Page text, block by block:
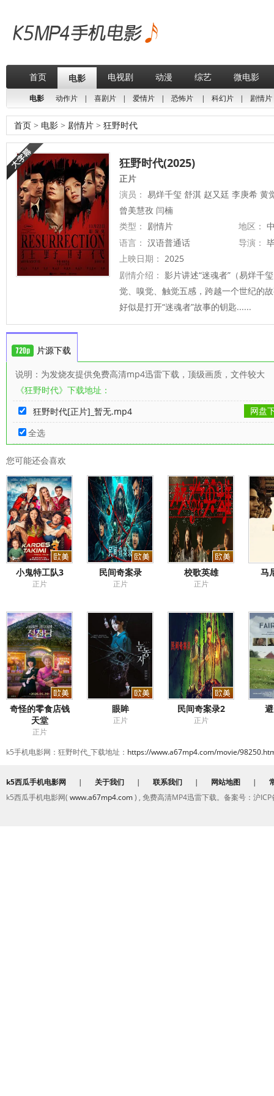
首页 电影 电视剧 动漫 综艺 微电影
电影 动作片 | 喜剧片 | 爱情片 | 恐怖片 | 科幻片 | 剧情片
首页 > 电影 > 剧情片 > 狂野时代
狂野时代(2025)
正片
演员： 易烊千玺 舒淇 赵又廷 李庚希 黄
曾美慧孜 闫楠
类型： 剧情片 地区：
语言： 汉语普通话 导演：
上映日期： 2025
剧情介绍： 影片讲述“迷魂者”（易烊千
觉、嗅觉、触觉五感，跨越一个世纪的
好似是打开“迷魂者”故事的钥匙......
片源下载
说明：为发烧友提供免费高清mp4迅雷下载，顶级画质，文件较大
《狂野时代》下载地址：
狂野时代[正片]_暂无.mp4
网盘
全选
您可能还会喜欢
小鬼特工队3
正片
民间奇案录
正片
校歌英雄
正片
马
奇怪的零食店钱
天堂
正片
眼眸
正片
民间奇案录2
正片
k5手机电影网：狂野时代_下载地址： https://www.a67mp4.com/movie/
k5西瓜手机电影网 | 关于我们 | 联系我们 | 网站地图 |
k5西瓜手机电影网( www.a67mp4.com) , 免费高清MP4迅雷下载。备案号：沪